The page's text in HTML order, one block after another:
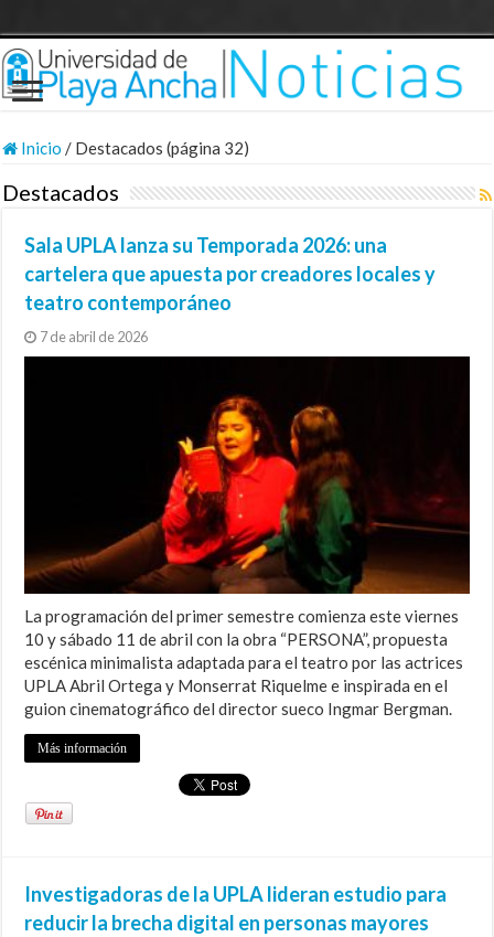
Inicio / Destacados (página 32)
Destacados
Sala UPLA lanza su Temporada 2026: una
cartelera que apuesta por creadores locales y
teatro contemporáneo
7 de abril de 2026
La programación del primer semestre comienza este viernes
10 y sábado 11 de abril con la obra “PERSONA”, propuesta
escénica minimalista adaptada para el teatro por las actrices
UPLA Abril Ortega y Monserrat Riquelme e inspirada en el
guion cinematográfico del director sueco Ingmar Bergman.
Más información
Investigadoras de la UPLA lideran estudio para
reducir la brecha digital en personas mayores